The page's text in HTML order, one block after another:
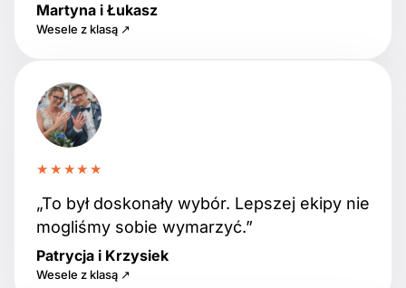
Martyna i Łukasz
Wesele z klasą ↗
★★★★★
„To był doskonały wybór. Lepszej ekipy nie
mogliśmy sobie wymarzyć.”
Patrycja i Krzysiek
Wesele z klasą ↗